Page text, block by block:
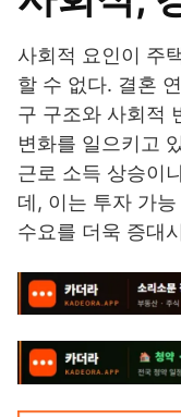
사회적 요인이 주
할 수 없다. 결혼
구 구조와 사회적
변화를 일으키고
근로 소득 상승이
데, 이는 투자 가
수요를 더욱 증대